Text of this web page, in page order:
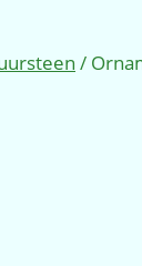
/